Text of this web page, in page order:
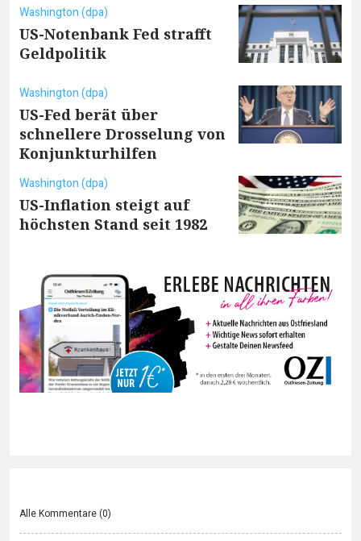
Washington (dpa)
US-Notenbank Fed strafft
Geldpolitik
Washington (dpa)
US-Fed berät über
schnellere Drosselung von
Konjunkturhilfen
Washington (dpa)
US-Inflation steigt auf
höchsten Stand seit 1982
Alle Kommentare (0)